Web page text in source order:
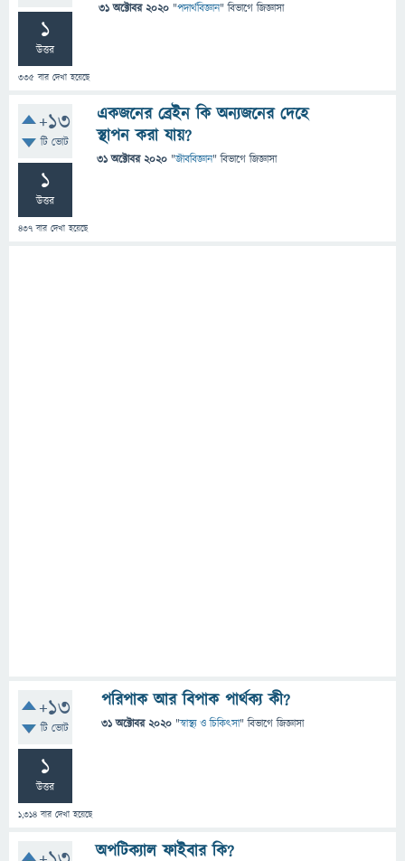
1
উত্তর
335 বার দেখা হয়েছে
31 অক্টোবর 2020 "পদার্থবিজ্ঞান" বিভাগে জিজ্ঞাসা
+13
টি ভোট
1
উত্তর
437 বার দেখা হয়েছে
একজনের ব্রেইন কি অন্যজনের দেহে
স্থাপন করা যায়?
31 অক্টোবর 2020 "জীববিজ্ঞান" বিভাগে জিজ্ঞাসা
+13
টি ভোট
1
উত্তর
1,314 বার দেখা হয়েছে
পরিপাক আর বিপাক পার্থক্য কী?
31 অক্টোবর 2020 "স্বাস্থ্য ও চিকিৎসা" বিভাগে জিজ্ঞাসা
অপটিক্যাল ফাইবার কি?